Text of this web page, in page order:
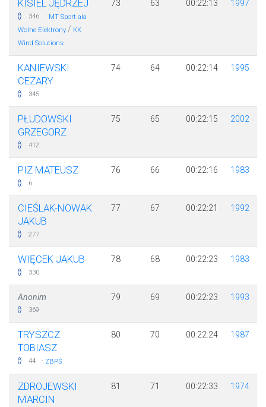
KISIEL JĘDRZEJ
346 · MT Sport ala
Wolne Elektrony / KK
Wind Solutions
73 63 00:22:13 1997
KANIEWSKI
CEZARY
345
74 64 00:22:14 1995
PŁUDOWSKI
GRZEGORZ
412
75 65 00:22:15 2002
PIZ MATEUSZ
6
76 66 00:22:16 1983
CIEŚLAK-NOWAK
JAKUB
277
77 67 00:22:21 1992
WIĘCEK JAKUB
330
78 68 00:22:23 1983
Anonim
369
79 69 00:22:23 1993
TRYSZCZ
TOBIASZ
44 · ZBPŚ
80 70 00:22:24 1987
ZDROJEWSKI
MARCIN
81 71 00:22:33 1974